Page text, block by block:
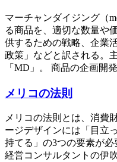
マーチャンダイジング（
る商品を、適切な数量や
供するための戦略、企業
政策」などと訳される。
「MD」。 商品の企画
メリコの法則
メリコの法則とは、消費
ージデザインには「目立
持てる」の3つの要素が必
経営コンサルタントの伊